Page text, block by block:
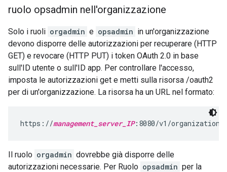
ruolo opsadmin nell'organizzazione
Solo i ruoli orgadmin e opsadmin in un'organizzazione
devono disporre delle autorizzazioni per recuperare (HTTP
GET) e revocare (HTTP PUT) i token OAuth 2.0 in base
sull'ID utente o sull'ID app. Per controllare l'accesso,
imposta le autorizzazioni get e metti sulla risorsa /oauth2
per di un'organizzazione. La risorsa ha un URL nel formato:
https://management_server_IP:8080/v1/
Il ruolo orgadmin dovrebbe già disporre delle
autorizzazioni necessarie. Per Ruolo opsadmin per la